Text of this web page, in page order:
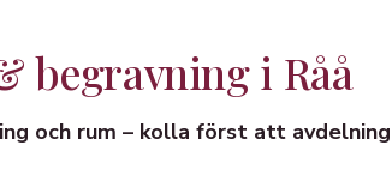
begravning i Råå
och rum – kolla först att